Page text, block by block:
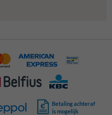
Betaling achteraf
is mogelijk